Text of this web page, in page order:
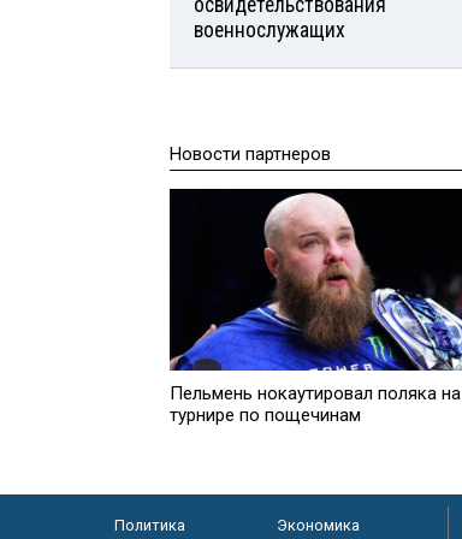
военнослужащих
Новости партнеров
Пельмень нокаутировал поляка на
турнире по пощечинам
Политика Экономика